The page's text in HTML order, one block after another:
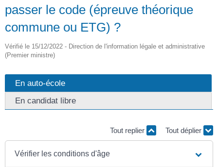
passer le code (épreuve théorique
commune ou ETG) ?
Vérifié le 15/12/2022 - Direction de l'information légale et administrative
(Premier ministre)
En auto-école
En candidat libre
Tout replier Tout déplier
Vérifier les conditions d'âge